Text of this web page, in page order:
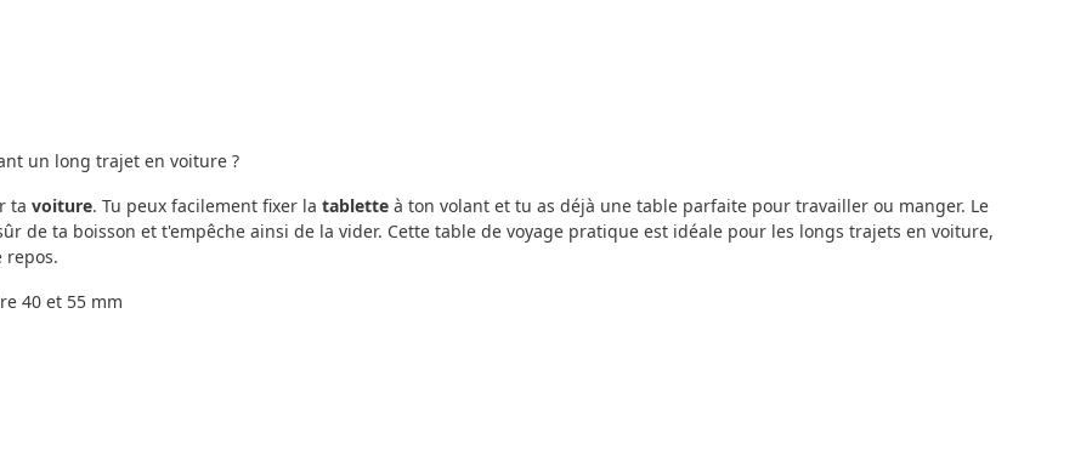
un long trajet en voiture ?
ta voiture. Tu peux facilement fixer la tablette à ton volant et tu as déjà une table parfaite pour travailler ou manger. Le
de ta boisson et t'empêche ainsi de la vider. Cette table de voyage pratique est idéale pour les longs trajets en voiture,
repos.
40 et 55 mm